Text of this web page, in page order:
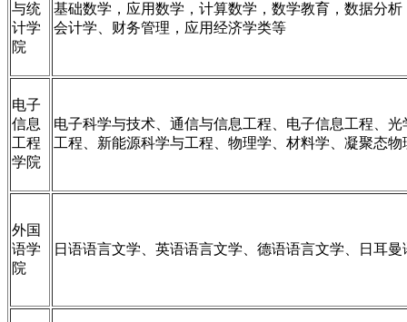
与统
计学
院
基础数学，应用数学，计算数学，数学教育，数据分
会计学、财务管理，应用经济学类等
电子
信息
工程
学院
电子科学与技术、通信与信息工程、电子信息工程、
工程、新能源科学与工程、物理学、材料学、凝聚态物
外国
语学
院
日语语言文学、英语语言文学、德语语言文学、日耳曼